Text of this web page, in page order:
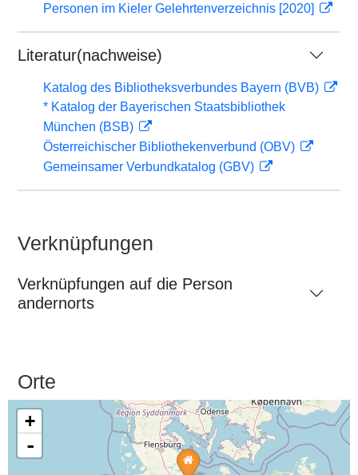
Personen im Kieler Gelehrtenverzeichnis [2020]
Literatur(nachweise)
Katalog des Bibliotheksverbundes Bayern (BVB)
* Katalog der Bayerischen Staatsbibliothek
München (BSB)
Österreichischer Bibliothekenverbund (OBV)
Gemeinsamer Verbundkatalog (GBV)
Verknüpfungen
Verknüpfungen auf die Person
andernorts
Orte
+
-